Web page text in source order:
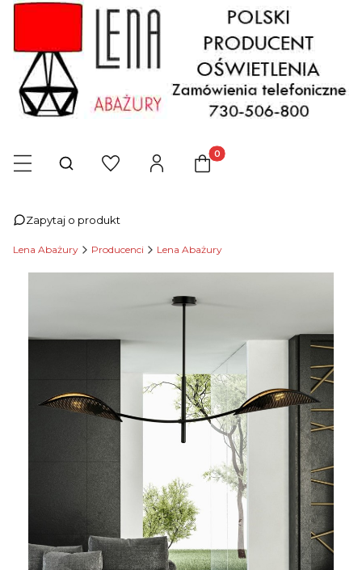
Otwórz wyszukiwarkę Produkty w koszyku: 0.
Zapytaj o produkt
Lena Abażury Producenci Lena Abażury